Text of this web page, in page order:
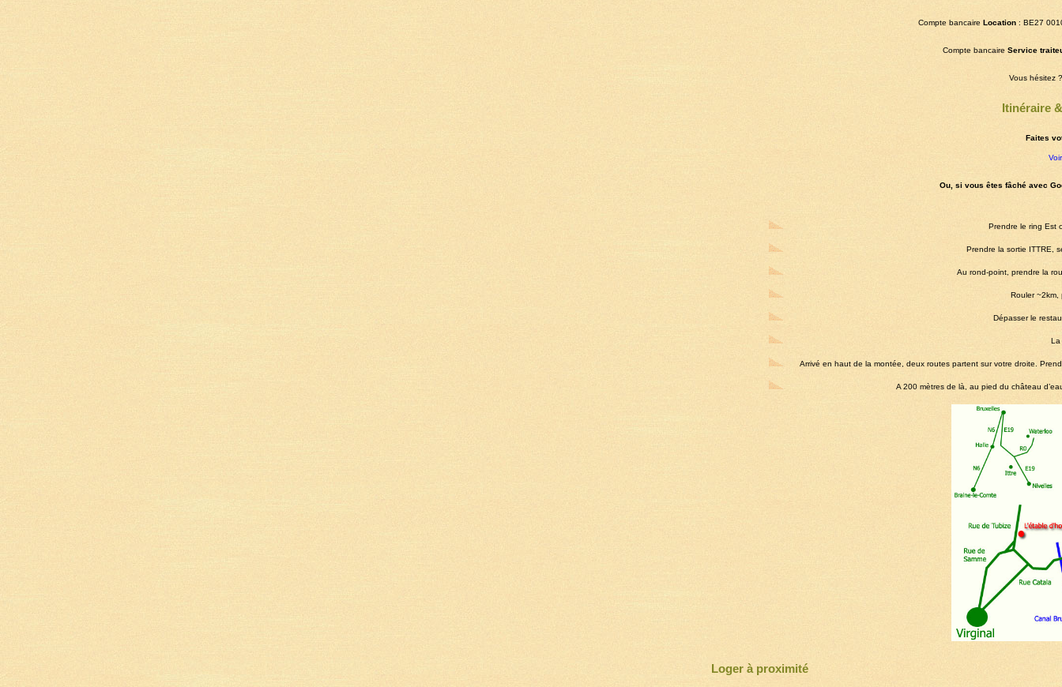
Compte bancaire Location : BE27
Compte bancaire Service
Vous hésitez
Itinéraire
Faites
Ou, si vous êtes fâché avec
Prendre le ring Est
Prendre la sortie ITTRE,
Au rond-point, prendre la
Rouler
Dépasser le
La
Arrivé en haut de la montée, deux routes partent sur votre droite.
A 200 mètres de là, au pied du château
Loger à proximité